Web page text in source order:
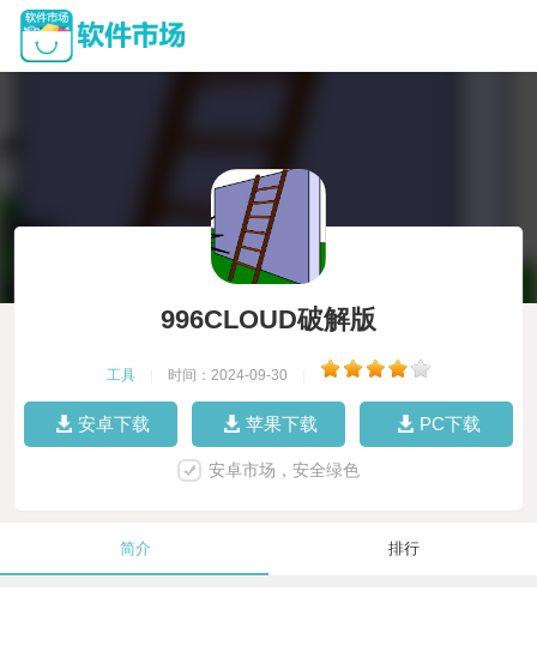
996CLOUD破解版
工具 时间：2024-09-30
安卓下载 苹果下载 PC下载
安卓市场，安全绿色
简介 排行